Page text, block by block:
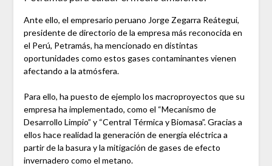
Ante ello, el empresario peruano Jorge Zegarra Reátegui,
presidente de directorio de la empresa más reconocida en
el Perú, Petramás, ha mencionado en distintas
oportunidades como estos gases contaminantes vienen
afectando a la atmósfera.
Para ello, ha puesto de ejemplo los macroproyectos que su
empresa ha implementado, como el “Mecanismo de
Desarrollo Limpio” y “Central Térmica y Biomasa”. Gracias a
ellos hace realidad la generación de energía eléctrica a
partir de la basura y la mitigación de gases de efecto
invernadero como el metano.